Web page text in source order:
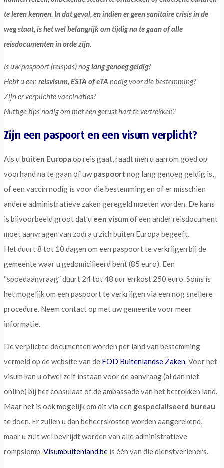
te leren kennen. In dat geval, en indien er geen sanitaire crisis in de
weg staat, is het wel belangrijk om tijdig na te gaan of alle
reisdocumenten in orde zijn.
Is uw paspoort (reispas) noglang genoeggeldig?
Hebt u eenreisvisum, ESTA of eTA nodig voor die bestemming?
Zijn er verplichte vaccinaties?
Nuttige tips nodig om met een gerust hart te vertrekken?
Zijn een paspoort en een visum verplicht?
Als u buiten Europa op reis gaat, raadt men u aan om goed op
voorhand na te gaan of uwpaspoort nog lang genoeg geldig is,
of een vaccin nodig is voor die bestemming en of er misschien
andere administratieve zaken geregeld moeten worden. De kans
is bijvoorbeeld groot dat u een visum of een ander reisdocument
moet aanvragen van zodra u zich buiten Europa begeeft.
Het duurt 8 tot 10 dagen om een paspoort te verkrijgen bij de
gemeente waar u gedomicilieerd bent (85 euro). Een
“spoedaanvraag” duurt 24 tot 48 uur en kost 250 euro. Soms is
het mogelijk om een paspoort te verkrijgen via een nog snellere
procedure. Neem contact op met uw gemeente voor meer
informatie.
De verplichte documenten worden per land van bestemming
vermeld op de website van de FOD Buitenlandse Zaken. Voor het
visum kan u ofwel zelf instaan voor de aanvraag (al dan niet
online) bij het consulaat of de ambassade van het betrokken land.
Maar het is ook mogelijk om dit via een gespecialiseerd bureau
te doen. Er zullen u dan beheerskosten worden aangerekend,
maar u zult wel bevrijdt worden van alle administratieve
rompslomp.Visumbuitenland.be is één van die dienstverleners.